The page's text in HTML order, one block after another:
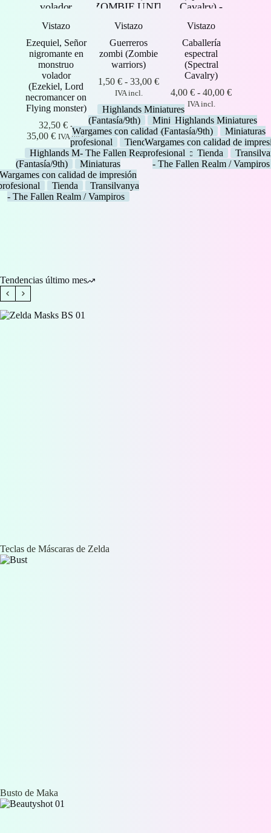
Vistazo
Ezequiel, Señor
nigromante en
monstruo
volador
(Ezekiel, Lord
necromancer on
Flying monster)
32,50€ -
35,00 €Rango
de
precios:
desde
32,50 €
hasta
35,00 €
IVA incl.
Highlands Miniatures
(Fantasía/9th)
Miniaturas
Wargames con calidad de impresión
Tienda
Transilvanya
- The Fallen Realm / Vampiros
Vistazo
Guerreros
zombi (Zombie
warriors)
1,50€ - 33,00€Rango
precios:
desde
1,50 €
hasta
33,00 €
IVA incl.
Highlands Miniatures
(Fantasía/9th)
Miniaturas
Wargames con calidad de impresión
profesional
Tienda
Transilvanya
- The Fallen Realm / Vampiros
Vistazo
Caballería
espectral
(Spectral
Cavalry)
4,00€ - 40,00€Rango
precios:
desde
4,00 €
hasta
40,00 €
IVA incl.
Highlands Miniatures
(Fantasía/9th)
Miniaturas
Wargames con calidad de
profesional
Tienda
- The Fallen Realm / Vampiros
Tendencias último mes
Teclas de Máscaras de Zelda
Busto de Maka